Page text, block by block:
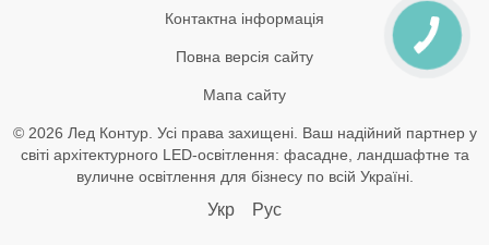
Контактна інформація
Повна версія сайту
Мапа сайту
© 2026 Лед Контур. Усі права захищені. Ваш надійний партнер у
світі архітектурного LED-освітлення: фасадне, ландшафтне та
вуличне освітлення для бізнесу по всій Україні.
Укр Рус